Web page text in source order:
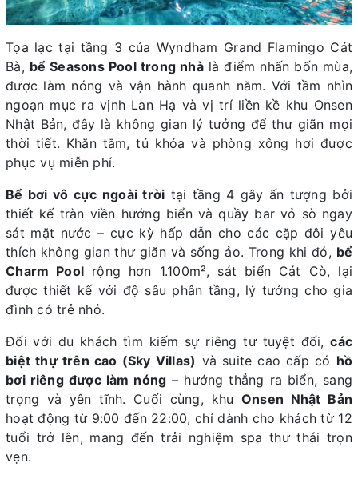
Tọa lạc tại tầng 3 của Wyndham Grand Flamingo Cát
Bà, bể Seasons Pool trong nhàlà điểm nhấn bốn mùa,
được làm nóng và vận hành quanh năm. Với tầm nhìn
ngoạn mục ra vịnh Lan Hạ và vị trí liền kề khu Onsen
Nhật Bản, đây là không gian lý tưởng để thư giãn mọi
thời tiết. Khăn tắm, tủ khóa và phòng xông hơi được
phục vụ miễn phí.
Bể bơi vô cực ngoài trời tại tầng 4 gây ấn tượng bởi
thiết kế tràn viền hướng biển và quầy bar vỏ sò ngay
sát mặt nước – cực kỳ hấp dẫn cho các cặp đôi yêu
thích không gian thư giãn và sống ảo. Trong khi đó, bể
Charm Pool rộng hơn 1.100m², sát biển Cát Cò, lại
được thiết kế với độ sâu phân tầng, lý tưởng cho gia
đình có trẻ nhỏ.
Đối với du khách tìm kiếm sự riêng tư tuyệt đối,các
biệt thự trên cao (Sky Villas) và suite cao cấp có hồ
bơi riêng được làm nóng – hướng thẳng ra biển, sang
trọng và yên tĩnh. Cuối cùng, khu Onsen Nhật Bản
hoạt động từ 9:00 đến 22:00, chỉ dành cho khách từ 12
tuổi trở lên, mang đến trải nghiệm spa thư thái trọn
vẹn.